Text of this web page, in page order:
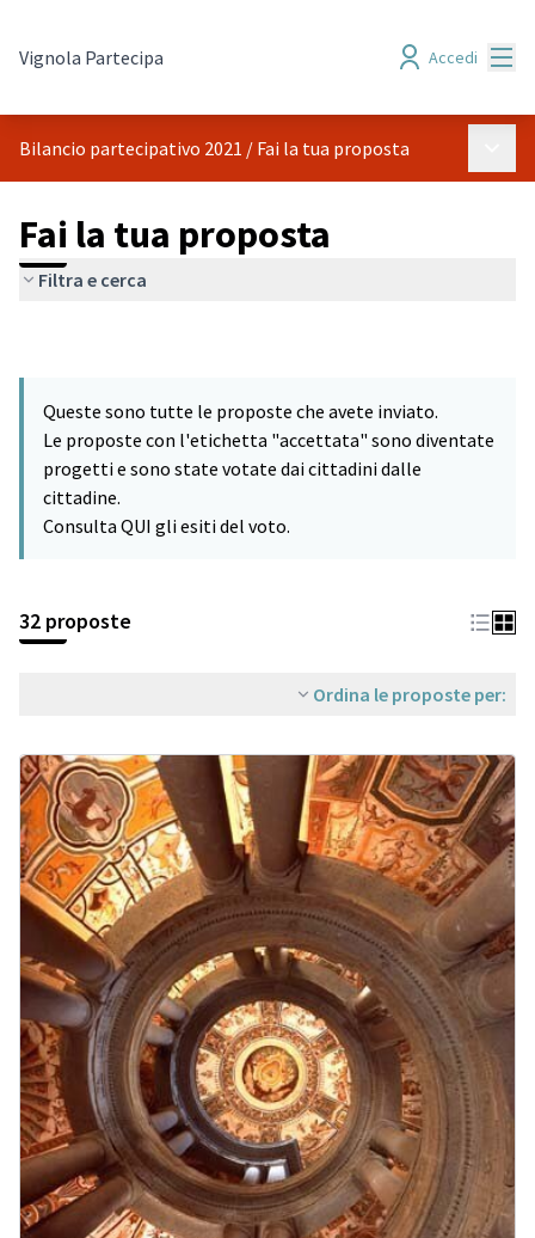
Vignola Partecipa Accedi
Bilancio partecipativo 2021 / Fai la tua proposta
Fai la tua proposta
Filtra e cerca
Queste sono tutte le proposte che avete inviato.
Le proposte con l'etichetta "accettata" sono diventate
progetti e sono state votate dai cittadini dalle
cittadine.
Consulta QUI gli esiti del voto.
32 proposte
Ordina le proposte per: